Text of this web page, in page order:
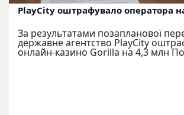
PlayCity оштрафувало оператора
За результатами позапланової
державне агентство PlayCity
онлайн-казино Gorilla на 4,3 млн